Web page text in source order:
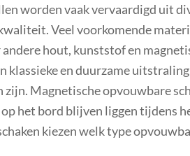
worden vaak vervaardigd uit
Veel voorkomende
hout, kunststof en
klassieke en duurzame
zijn. Magnetische opvouwbare
het bord blijven liggen tijdens
kiezen welk type